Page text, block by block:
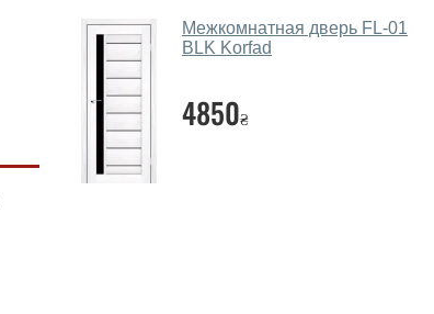
Межкомнатная дверь FL-01
BLK Korfad
4850₴